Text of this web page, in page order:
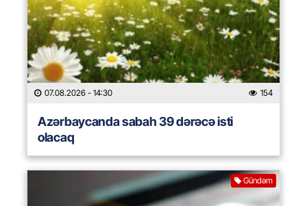
07.08.2026 - 14:30 154
Azərbaycanda sabah 39 dərəcə isti
olacaq
Gündəm